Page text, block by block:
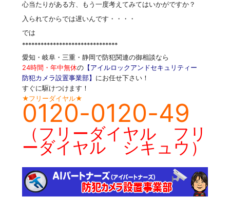
心当たりがある方、もう一度考えてみてはいかがですか？
入られてからでは遅いんです・・・・
では
*******************************
愛知・岐阜・三重・静岡で防犯関連の御相談なら
24時間・年中無休の【アイルロックアンドセキュリティー
防犯カメラ設置事業部】 にお任せ下さい！
すぐに駆けつけます！
★フリーダイヤル★
0120-0120-49
（フリーダイヤル フリ
ーダイヤル シキュウ）